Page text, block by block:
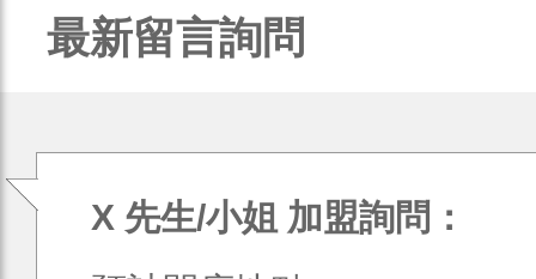
最新留言詢問
X 先生/小姐 加盟詢問：